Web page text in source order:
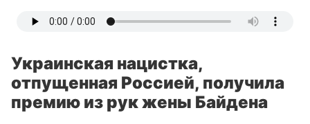
Украинская нацистка,
отпущенная Россией, получила
премию из рук жены Байдена